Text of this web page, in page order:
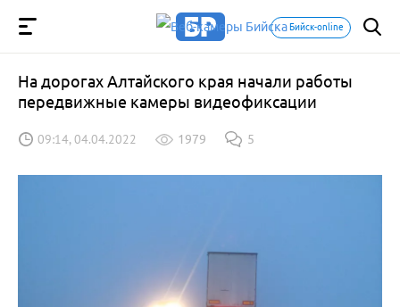
Бийск-online
На дорогах Алтайского края начали работы
передвижные камеры видеофиксации
09:14, 04.04.2022 1979 5